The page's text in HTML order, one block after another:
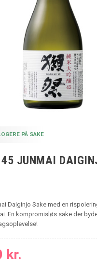
PÅ SAKE
JUNMAI
Daiginjo Sake med en
En kompromisløs sake der
kr.